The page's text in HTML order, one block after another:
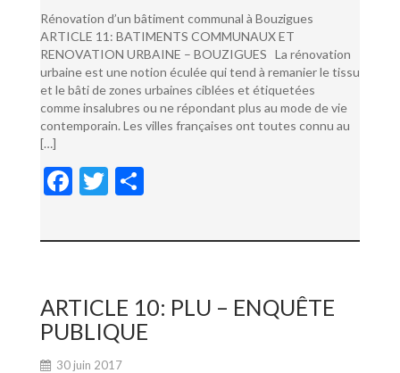
Rénovation d’un bâtiment communal à Bouzigues
ARTICLE 11: BATIMENTS COMMUNAUX ET
RENOVATION URBAINE – BOUZIGUES La rénovation
urbaine est une notion éculée qui tend à remanier le tissu
et le bâti de zones urbaines ciblées et étiquetées
comme insalubres ou ne répondant plus au mode de vie
contemporain. Les villes françaises ont toutes connu au
[…]
F
e
o
o
k
T
itt ta
er
ARTICLE 10: PLU – ENQUÊTE
PUBLIQUE
30 juin 2017